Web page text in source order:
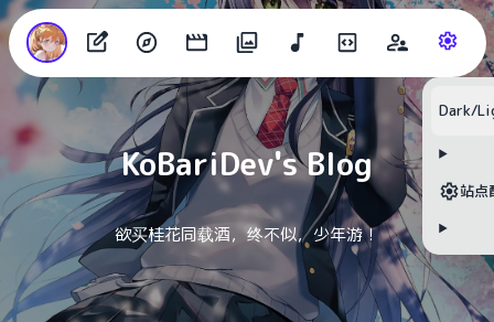
KoBariDev's Blog
欲买桂花同载酒，终不似，少年游！
Dark/
站点
目录
无可用标题